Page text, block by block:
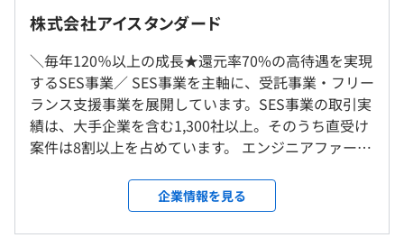
自分から現場を変えたいと伝えたら、すぐに対応してくれ
ます。
4半期ごとの目標設定、振り返りによる評価をおこなって
＜雇入時＞
東京本社
＜変更範囲＞
会社の定める範囲
受動喫煙防止措置に関する事項
屋内原則禁煙（喫煙場所あり）
東京本社：JR五反田駅
9：00〜18：00（実働8時間）
休憩時間：60分 ※昼食時間は業務の都合により各々の自
主性に任せています
平均残業時間：10~20時間程度／月
【年間休日：125日以上】
・完全週休2日制（土・日）
研修の有無及び内容
対象者：新卒全員
期間：基本3カ月（案件先参画次第終了）
内容：Java研修（SLスタジオコーチングサービス利用）
自己啓発支援の有無及びその内容
・資格受験料補助
メンター制度の有無
株式会社アイスタンダード
＼毎年120％以上の成長★還元率70%の高待遇を実現
するSES事業／ SES事業を主軸に、受託事業・フリー
ランス支援事業を展開しています。SES事業の取引実
績は、大手企業を含む1,300社以上。そのうち直受け
案件は8割以上を占めています。 エンジニアファース
中、当社は案件×70%を給与に還元。現場の顧客評
価に比例して、単金もどんどん上昇していきます。エ
ンジニア全員に単金を伝える透明性の高さに魅力を
企業情報を見る